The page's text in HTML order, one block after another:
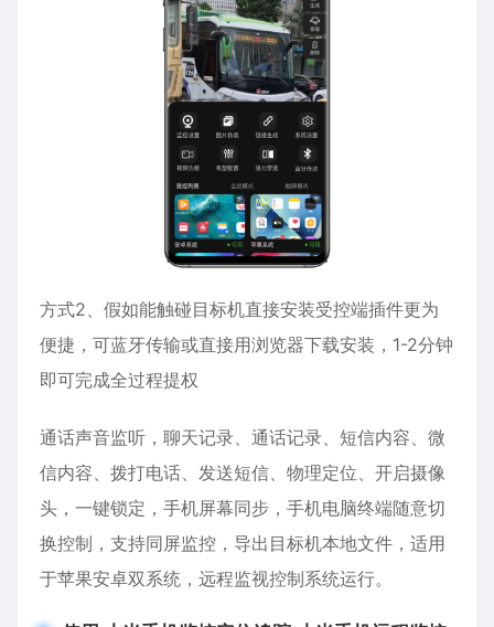
方式2、假如能触碰目标机直接安装受控端插件更为
便捷，可蓝牙传输或直接用浏览器下载安装，1-2分钟
即可完成全过程提权
通话声音监听，聊天记录、通话记录、短信内容、 微
信内容、拨打电话、发送短信、物理定位、开启摄像
头，一键锁定，手机屏幕同步，手机电脑终端随意切
换控制，支持同屏监控，导出目标机本地文件，适用
于苹果安卓双系统，远程监视控制系统运行。